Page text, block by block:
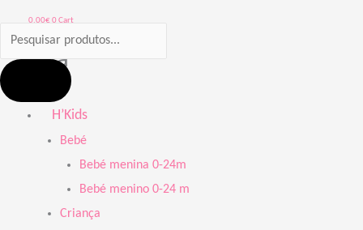
0.00€ 0Cart
Loja
H’Kids
Bebé
Bebé menina 0-24m
Bebé menino 0-24 m
Criança